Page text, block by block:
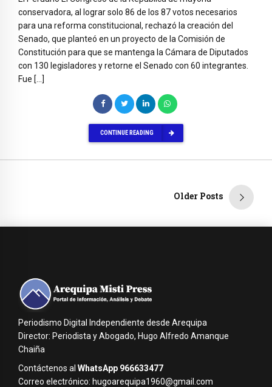
conservadora, al lograr solo 86 de los 87 votos necesarios
para una reforma constitucional, rechazó la creación del
Senado, que planteó en un proyecto de la Comisión de
Constitución para que se mantenga la Cámara de Diputados
con 130 legisladores y retorne el Senado con 60 integrantes.
Fue […]
CONTINUE READING
Older Posts
Periodismo Digital Independiente desde Arequipa
Director: Periodista y Abogado, Hugo Alfredo Amanque
Chaiña
Contáctenos al WhatsApp 966633477
Correo electrónico: hugoarequipa1960@gmail.com